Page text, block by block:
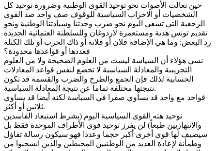
حين تعالت الأصوات نحو توحيد القوى الوطنية وضرورة توحيد كل
الشخصيات أو الاحزاب السياسية للوقوف صف واحد ضد القوى
الرجعية التي تسعى اليوم نحو ضرب وحدتنا وسيادتنا الوطنية ونحو
تقديم تونس هدية ومستعمرة لاردوغان وللسلطنة العثمانية الجديدة
رد البعض: وما هي الإضافة فلان أو فلانة أو ذاك الحزب أو تلك الكتلة
فعددها أو قواعدها محدودة؟
نسي هؤلاء أن السياسة ليست من العلوم الصحيحة ولا من العلوم
التجريبية والمعادلة السياسية لا تخضع لنفس قواعد المعادلات
الحسابية لذلك فإن الجمع والطرح والضرب والقسمة قد تكون
نتيجتها مختلفة تماما عن نتيجة المعادلة السياسية.
فواحد مع واحد قد يساوي صفرا في السياسة لكنه أيضا قد يساوي
ثلاثين أو أكثر.
توحيد هته القوى السياسية اليوم (بشرط استبعاد الفاسدين
والانتهازيين طبعاً) لن يفرز توحيد قوى الأطراف الموحدة فقط بل
سيضيف لها قوى أخرى أكبر حجما وعددا فهو سيكون رسالة تفاؤل
وطمأنة لإعادة العديد من الوطنيين المحبطين والذين انسحبوا من